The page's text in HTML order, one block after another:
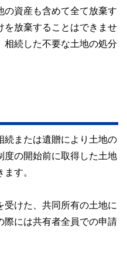
の資産も含めて全て放棄す
を放棄することはできませ
相続した不要な土地の処分
続または遺贈により土地の
度の開始前に取得した土地
す。
受けた、共同所有の土地に
際には共有者全員での申請